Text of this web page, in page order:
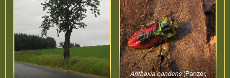
Anthaxia candens(Panzer,